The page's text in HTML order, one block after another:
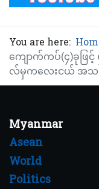
You are here:
ကျောက်ကပ်(၄)ခုဖြင့်
လ်မှကလေးငယ် အသ
Myanmar
Asean
World
Politics